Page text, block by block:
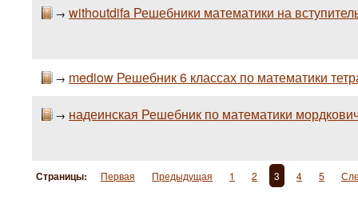
→ withoutdifa Решебники математики на
→ mediow Решебник 6 классах по математики
→ надеинская Решебник по математики
Страницы: Первая Предыдущая 1 2 3 4 5